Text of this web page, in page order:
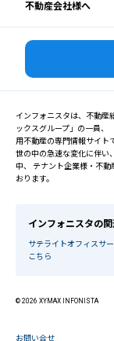
不動産会社様へ
インフォニスタは、不動産
ックスグループ」の一員、
用不動産の専門情報サイト
世の中の急速な変化に伴い
中、 テナント企業様・不
おります。
インフォニスタの
サテライトオフィスサー
こちら
© 2026 XYMAX INFONISTA
お問い合せ